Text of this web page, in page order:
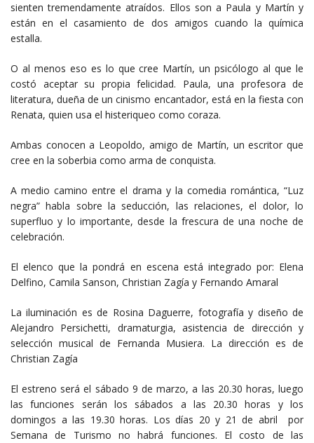
sienten tremendamente atraídos. Ellos son a Paula y Martín y
están en el casamiento de dos amigos cuando la química
estalla.
O al menos eso es lo que cree Martín, un psicólogo al que le
costó aceptar su propia felicidad. Paula, una profesora de
literatura, dueña de un cinismo encantador, está en la fiesta con
Renata, quien usa el histeriqueo como coraza.
Ambas conocen a Leopoldo, amigo de Martín, un escritor que
cree en la soberbia como arma de conquista.
A medio camino entre el drama y la comedia romántica, “Luz
negra” habla sobre la seducción, las relaciones, el dolor, lo
superfluo y lo importante, desde la frescura de una noche de
celebración.
El elenco que la pondrá en escena está integrado por: Elena
Delfino, Camila Sanson, Christian Zagía y Fernando Amaral
La iluminación es de Rosina Daguerre, fotografía y diseño de
Alejandro Persichetti, dramaturgia, asistencia de dirección y
selección musical de Fernanda Musiera. La dirección es de
Christian Zagía
El estreno será el sábado 9 de marzo, a las 20.30 horas, luego
las funciones serán los sábados a las 20.30 horas y los
domingos a las 19.30 horas. Los días 20 y 21 de abril por
Semana de Turismo no habrá funciones. El costo de las